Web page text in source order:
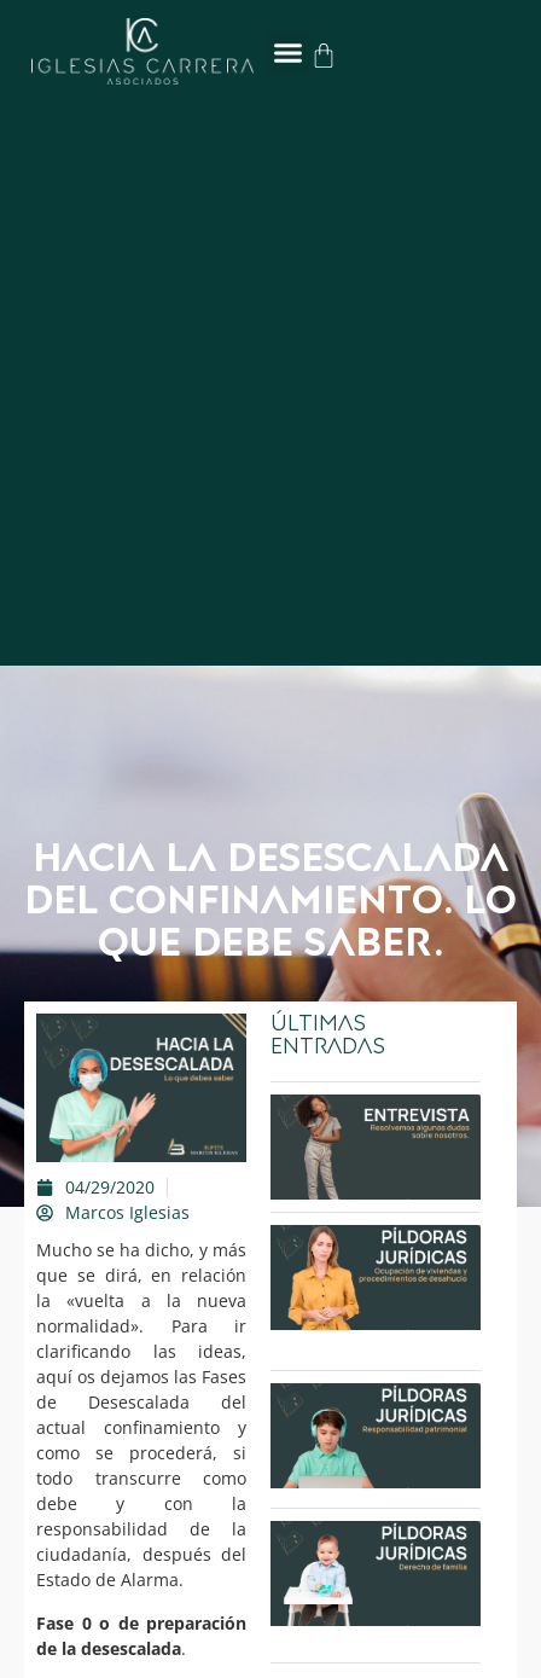
Hacia la Desescalada
del confinamiento. Lo
que debe saber.
04/29/2020
Marcos Iglesias
Mucho se ha dicho, y más
que se dirá, en relación
la «vuelta a la nueva
normalidad». Para ir
clarificando las ideas,
aquí os dejamos las Fases
de Desescalada del
actual confinamiento y
como se procederá, si
todo transcurre como
debe y con la
responsabilidad de la
ciudadanía, después del
Estado de Alarma.
Fase 0 o de preparación
de la desescalada.
Últimas
entradas
en